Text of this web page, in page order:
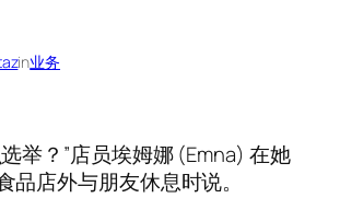
in业务
举？”店员埃姆娜 (Emna) 在她
品店外与朋友休息时说。